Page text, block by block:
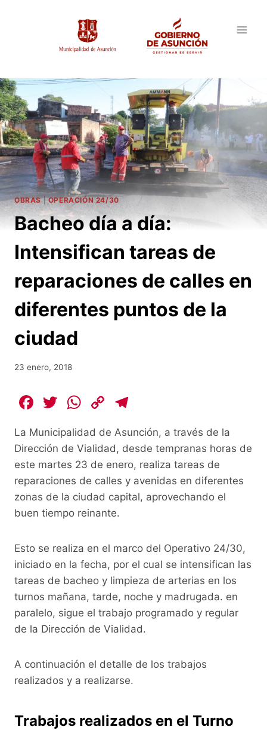
OBRAS|OPERACIÓN 24/30
Bacheo día a día:
Intensifican tareas de
reparaciones de calles en
diferentes puntos de la
ciudad
23 enero, 2018
F
c
e
b
o
o
T
itt
er
W
at
s
A
p
p
C
p
y
Li
n
k
e
gr
a
m
La Municipalidad de Asunción, a través de la
Dirección de Vialidad, desde tempranas horas de
este martes 23 de enero, realiza tareas de
reparaciones de calles y avenidas en diferentes
zonas de la ciudad capital, aprovechando el
buen tiempo reinante.
Esto se realiza en el marco del Operativo 24/30,
iniciado en la fecha, por el cual se intensifican las
tareas de bacheo y limpieza de arterias en los
turnos mañana, tarde, noche y madrugada. en
paralelo, sigue el trabajo programado y regular
de la Dirección de Vialidad.
A continuación el detalle de los trabajos
realizados y a realizarse.
Trabajos realizados en el Turno